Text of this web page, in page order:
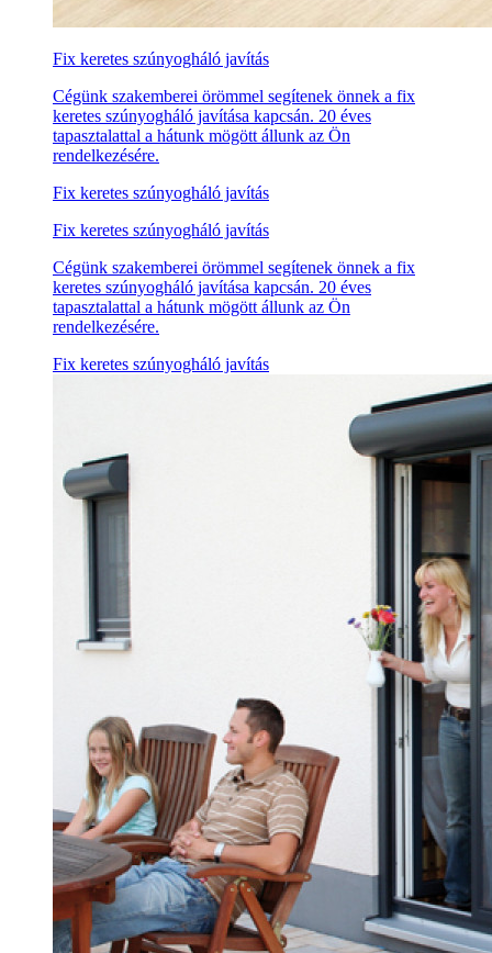
Fix keretes szúnyogháló javítás
Cégünk szakemberei örömmel segítenek önnek a fix
keretes szúnyogháló javítása kapcsán. 20 éves
tapasztalattal a hátunk mögött állunk az Ön
rendelkezésére.
Fix keretes szúnyogháló javítás
Fix keretes szúnyogháló javítás
Cégünk szakemberei örömmel segítenek önnek a fix
keretes szúnyogháló javítása kapcsán. 20 éves
tapasztalattal a hátunk mögött állunk az Ön
rendelkezésére.
Fix keretes szúnyogháló javítás